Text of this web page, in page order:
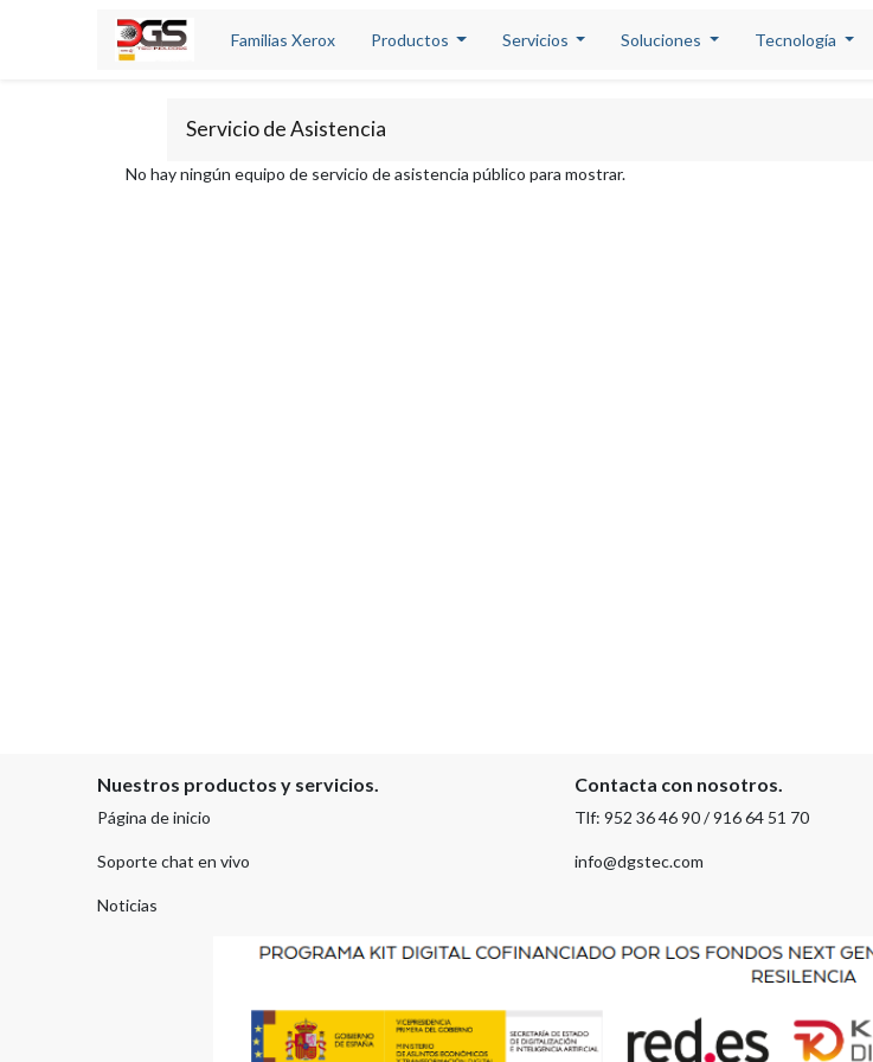
Familias Xerox Productos Servicios Soluciones Tecnología
Servicio de Asistencia
No hay ningún equipo de servicio de asistencia público para mostrar.
Nuestros productos y servicios.
Página de inicio
Soporte chat en vivo
Noticias
Contacta con nosotros.
Tlf: 952 36 46 90 / 916 64 51 70
info@dgstec.com